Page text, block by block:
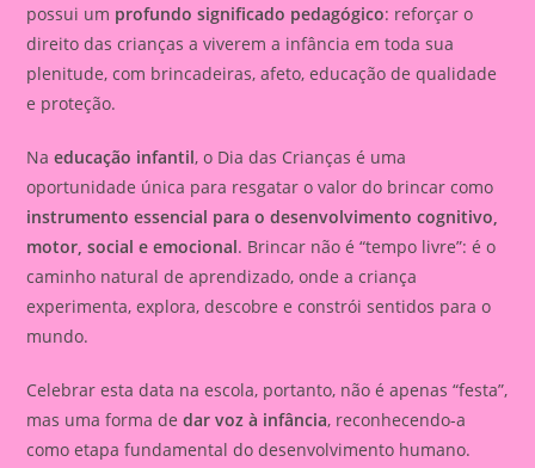
possui um profundo significado pedagógico: reforçar o
direito das crianças a viverem a infância em toda sua
plenitude, com brincadeiras, afeto, educação de qualidade
e proteção.
Naeducação infantil, o Dia das Crianças é uma
oportunidade única para resgatar o valor do brincar como
instrumento essencial para o desenvolvimento cognitivo,
motor, social e emocional. Brincar não é “tempo livre”: é o
caminho natural de aprendizado, onde a criança
experimenta, explora, descobre e constrói sentidos para o
mundo.
Celebrar esta data na escola, portanto, não é apenas “festa”,
mas uma forma dedar voz à infância, reconhecendo-a
como etapa fundamental do desenvolvimento humano.